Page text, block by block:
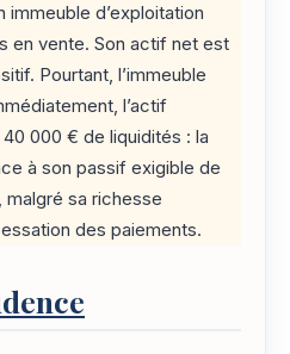
immeuble d’exploitation
en vente. Son actif net est
Pourtant, l’immeuble
l’actif
000 € de liquidités : la
à son passif exigible de
sa richesse
des paiements.